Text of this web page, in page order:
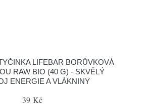
LIFEBAR BORŮVKOVÁ
RAW BIO (40 G) - SKVĚLÝ
ENERGIE A VLÁKNINY
39 Kč